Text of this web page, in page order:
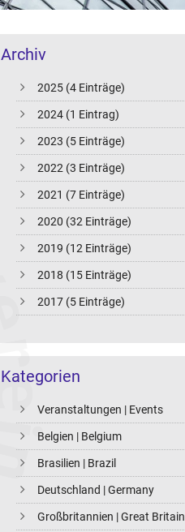
Archiv
2025 (4 Einträge)
2024 (1 Eintrag)
2023 (5 Einträge)
2022 (3 Einträge)
2021 (7 Einträge)
2020 (32 Einträge)
2019 (12 Einträge)
2018 (15 Einträge)
2017 (5 Einträge)
Kategorien
Veranstaltungen | Events
Belgien | Belgium
Brasilien | Brazil
Deutschland | Germany
Großbritannien | Great Britain